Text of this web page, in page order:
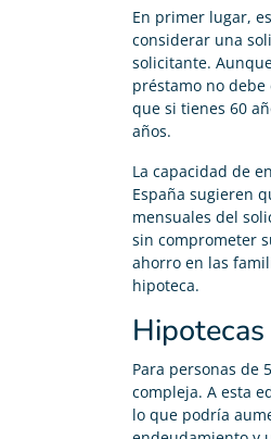
En primer lugar,
considerar una
solicitante.
préstamo no
que si tienes 60
años.
La capacidad de
España sugieren
mensuales del
sin comprometer
ahorro en las
hipoteca.
Para personas de
compleja. A esta
lo que podría